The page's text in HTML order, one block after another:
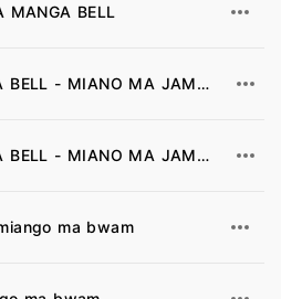
MANGA BELL
DOUALA MANGA BELL - MIANO MA JAMAN
DOUALA MANGA BELL - MIANO MA JAMAN 2
ma bwam